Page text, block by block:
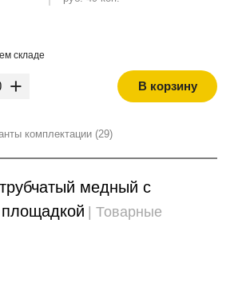
складе
+ В корзину
комплектации (29)
медный с
| Товарные